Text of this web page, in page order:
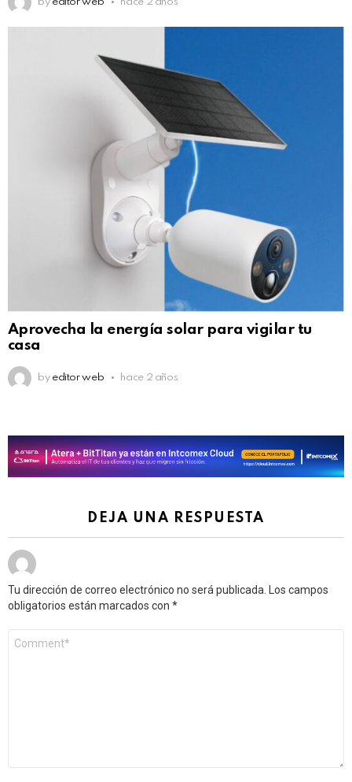
Aprovecha la energía solar para vigilar tu
casa
by editor web hace 2 años
DEJA UNA RESPUESTA
Tu dirección de correo electrónico no será publicada. Los campos
obligatorios están marcados con *